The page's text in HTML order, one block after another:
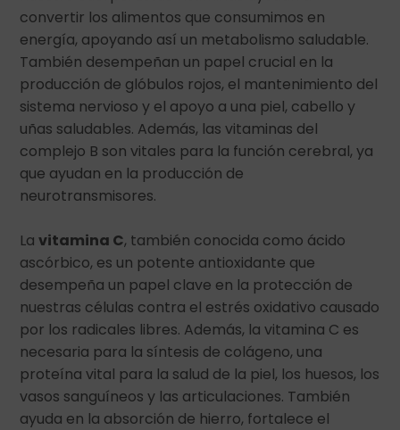
convertir los alimentos que consumimos en
energía, apoyando así un metabolismo saludable.
También desempeñan un papel crucial en la
producción de glóbulos rojos, el mantenimiento del
sistema nervioso y el apoyo a una piel, cabello y
uñas saludables. Además, las vitaminas del
complejo B son vitales para la función cerebral, ya
que ayudan en la producción de
neurotransmisores.
Lavitamina C, también conocida como ácido
ascórbico, es un potente antioxidante que
desempeña un papel clave en la protección de
nuestras células contra el estrés oxidativo causado
por los radicales libres. Además, la vitamina C es
necesaria para la síntesis de colágeno, una
proteína vital para la salud de la piel, los huesos, los
vasos sanguíneos y las articulaciones. También
ayuda en la absorción de hierro, fortalece el